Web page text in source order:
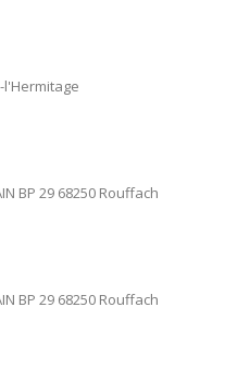
l'Hermitage
BP 29 68250 Rouffach
BP 29 68250 Rouffach